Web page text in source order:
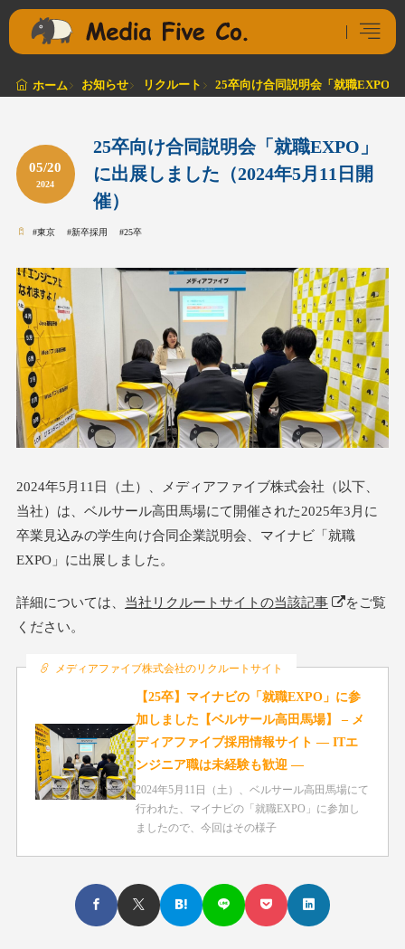
ホーム お知らせ リクルート 25卒向け合同説明会「就職EXPO
05/20
2024
25卒向け合同説明会「就職EXPO」
に出展しました（2024年5月11日開
催）
#東京 #新卒採用 #25卒
2024年5月11日（土）、メディアファイブ株式会社（以下、
当社）は、ベルサール高田馬場にて開催された2025年3月に
卒業見込みの学生向け合同企業説明会、マイナビ「就職
EXPO」に出展しました。
詳細については、 当社リクルートサイトの当該記事
をご覧
ください。
メディアファイブ株式会社のリクルートサイト
【25卒】マイナビの「就職EXPO」に参
加しました【ベルサール高田馬場】 – メ
ディアファイブ採用情報サイト ― ITエ
ンジニア職は未経験も歓迎 ―
2024年5月11日（土）、ベルサール高田馬場にて
行われた、マイナビの「就職EXPO」に参加し
ましたので、今回はその様子